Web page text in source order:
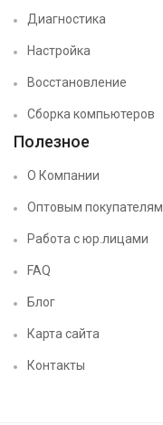
Диагностика
Настройка
Восстановление
Сборка компьютеров
Полезное
О Компании
Оптовым покупателям
Работа с юр.лицами
FAQ
Блог
Карта сайта
Контакты